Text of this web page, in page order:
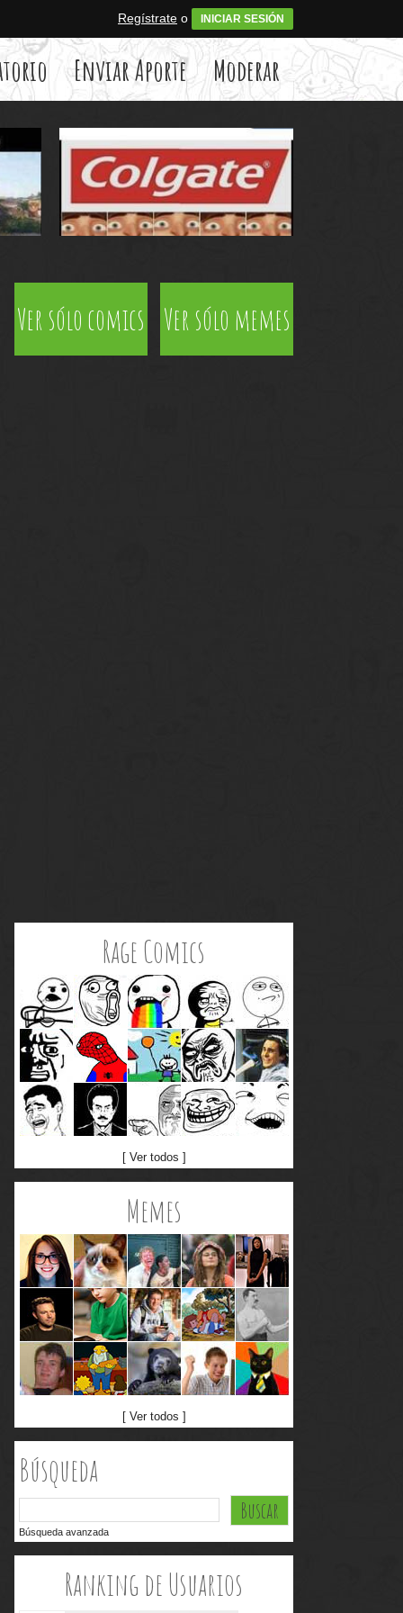
Regístrate o INICIAR SESIÓN
Enviar Aporte Moderar
Ver sólo comics Ver sólo memes
Rage Comics
[ Ver todos ]
Memes
[ Ver todos ]
Búsqueda
Búsqueda avanzada
Ranking de Usuarios